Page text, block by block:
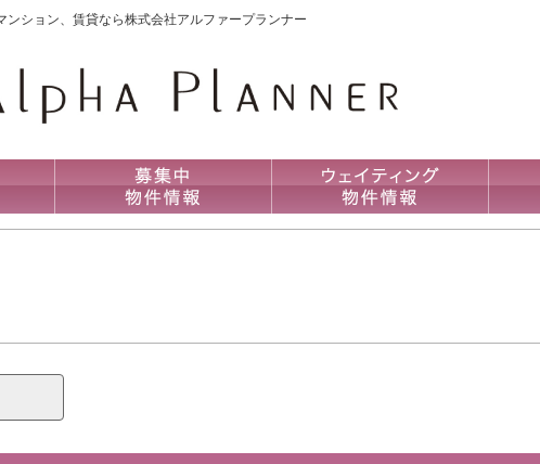
ンション、賃貸なら株式会社アルファープランナー